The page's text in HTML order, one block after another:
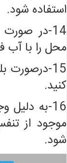
استفاده شود.
14-در
محل را با آب
15-درصورت
کنید.
16-به
موجود از
شود.